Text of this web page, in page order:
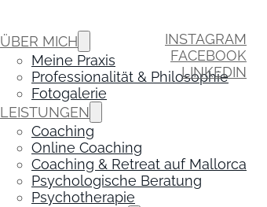
ÜBER MICH
Meine Praxis
Professionalität & Philosophie
Fotogalerie
LEISTUNGEN
Coaching
Online Coaching
Coaching & Retreat auf Mallorca
Psychologische Beratung
Psychotherapie
INSTAGRAM
FACEBOOK
LINKEDIN